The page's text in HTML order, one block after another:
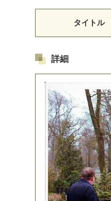
タイトル
詳細
マイメディア検索